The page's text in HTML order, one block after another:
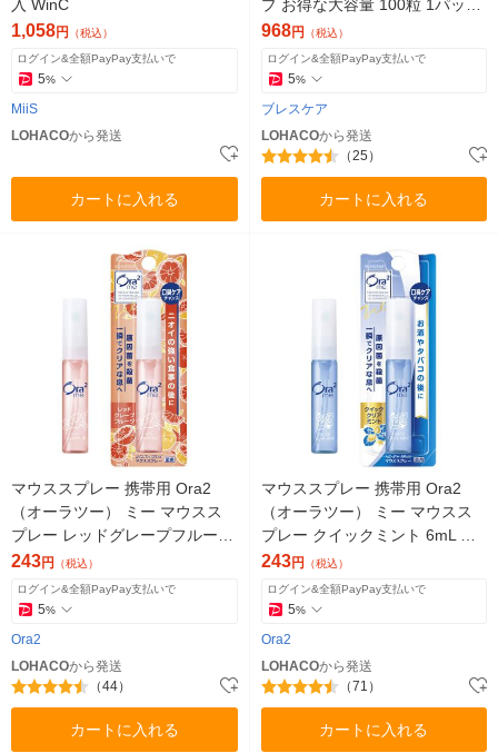
入 WinC
1,058円 （税込）
ログイン&全額PayPay支払いで
5%
MiiS
LOHACOから発送
カートに入れる
プ お得な大容量 100粒 1パック
小林製薬
968円 （税込）
ログイン&全額PayPay支払いで
5%
ブレスケア
LOHACOから発送
（25）
カートに入れる
マウススプレー 携帯用 Ora2
（オーラツー） ミー マウスス
プレー レッドグレープフルーツ
6mL サンスター 口臭 トラベル
ミニ
243円 （税込）
ログイン&全額PayPay支払いで
5%
Ora2
LOHACOから発送
（44）
カートに入れる
マウススプレー 携帯用 Ora2
（オーラツー） ミー マウスス
プレー クイックミント 6mL サ
ンスター 口臭 トラベル ミニ
243円 （税込）
ログイン&全額PayPay支払いで
5%
Ora2
LOHACOから発送
（71）
カートに入れる